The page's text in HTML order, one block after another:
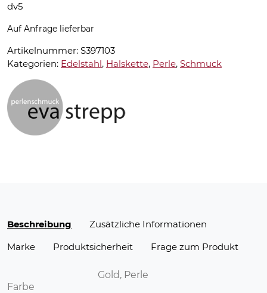
dv5
Auf Anfrage lieferbar
Artikelnummer: S397103
Kategorien: Edelstahl, Halskette, Perle, Schmuck
Beschreibung
Zusätzliche Informationen
Marke
Produktsicherheit Frage zum Produkt
Farbe
Gold, Perle